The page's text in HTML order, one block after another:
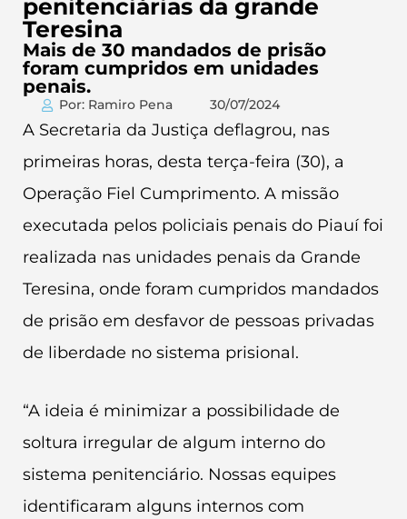
penitenciárias da grande
Teresina
Mais de 30 mandados de prisão
foram cumpridos em unidades
penais.
Por: Ramiro Pena 30/07/2024
A Secretaria da Justiça deflagrou, nas
primeiras horas, desta terça-feira (30), a
Operação Fiel Cumprimento. A missão
executada pelos policiais penais do Piauí foi
realizada nas unidades penais da Grande
Teresina, onde foram cumpridos mandados
de prisão em desfavor de pessoas privadas
de liberdade no sistema prisional.
“A ideia é minimizar a possibilidade de
soltura irregular de algum interno do
sistema penitenciário. Nossas equipes
identificaram alguns internos com